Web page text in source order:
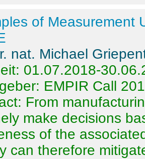
of Measurement
nat. Michael
01.07.2018-
EMPIR Call
From
make decisions
of the
can therefore